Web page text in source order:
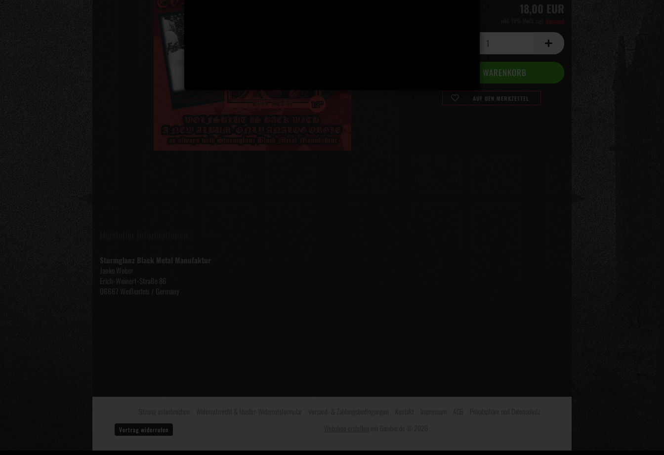
18,00 EUR
Versand
AUF DEN MERKZETTEL
Sturmglanz Black Metal Manufaktur
Janko Weber
Erich-Weinert-Straße 86
06667 Weißenfels / Germany
Vertrag widerrufen